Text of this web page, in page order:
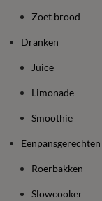
Zoet brood
Dranken
Juice
Limonade
Smoothie
Eenpansgerechten
Roerbakken
Slowcooker